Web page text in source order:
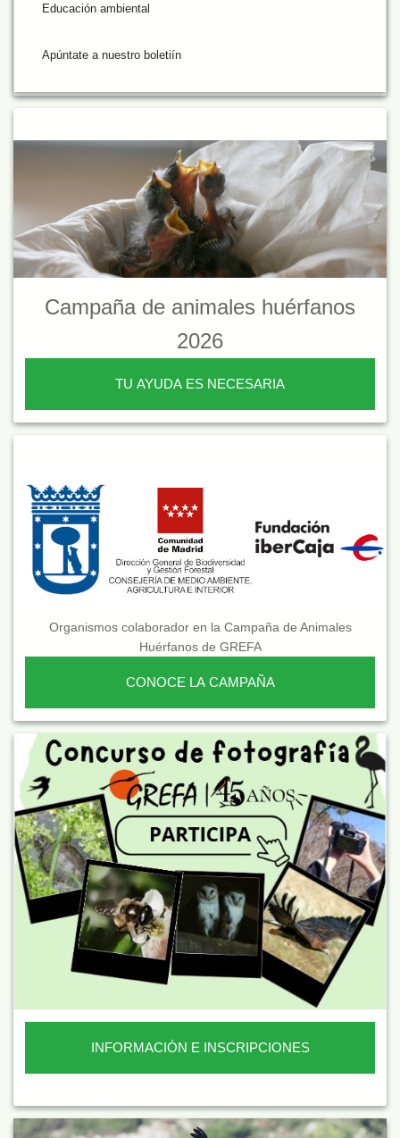
Educación ambiental
Apúntate a nuestro boletiín
Campaña de animales huérfanos
2026
TU AYUDA ES NECESARIA
Organismos colaborador en la Campaña de Animales
Huérfanos de GREFA
CONOCE LA CAMPAÑA
INFORMACIÓN E INSCRIPCIONES